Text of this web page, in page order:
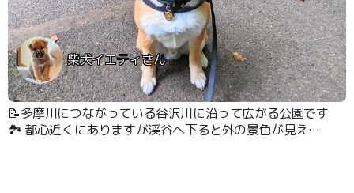
柴犬イエティさん
📝多摩川につながっている谷沢川に沿って広がる公園です
🏞 都心近くにありますが渓谷へ下ると外の景色が見えな